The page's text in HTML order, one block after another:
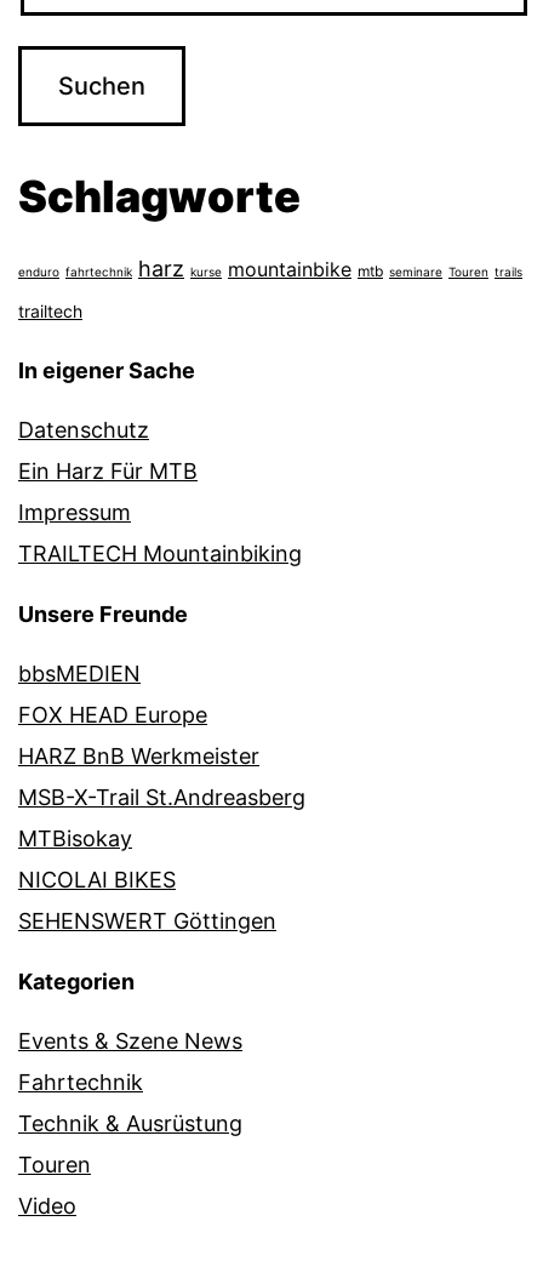
Schlagworte
enduro fahrtechnik harz kurse mountainbike mtb seminare Touren trails
trailtech
In eigener Sache
Datenschutz
Ein Harz Für MTB
Impressum
TRAILTECH Mountainbiking
Unsere Freunde
bbsMEDIEN
FOX HEAD Europe
HARZ BnB Werkmeister
MSB-X-Trail St.Andreasberg
MTBisokay
NICOLAI BIKES
SEHENSWERT Göttingen
Kategorien
Events & Szene News
Fahrtechnik
Technik & Ausrüstung
Touren
Video